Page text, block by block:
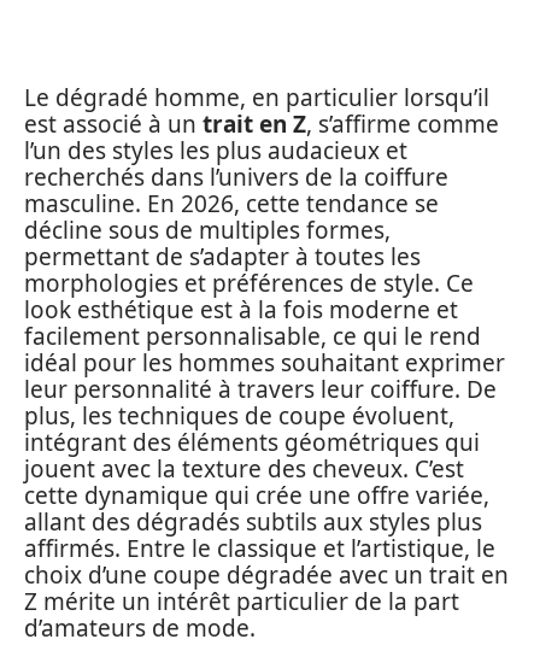
Le dégradé homme, en particulier lorsqu’il
est associé à un trait en Z, s’affirme comme
l’un des styles les plus audacieux et
recherchés dans l’univers de la coiffure
masculine. En 2026, cette tendance se
décline sous de multiples formes,
permettant de s’adapter à toutes les
morphologies et préférences de style. Ce
look esthétique est à la fois moderne et
facilement personnalisable, ce qui le rend
idéal pour les hommes souhaitant exprimer
leur personnalité à travers leur coiffure. De
plus, les techniques de coupe évoluent,
intégrant des éléments géométriques qui
jouent avec la texture des cheveux. C’est
cette dynamique qui crée une offre variée,
allant des dégradés subtils aux styles plus
affirmés. Entre le classique et l’artistique, le
choix d’une coupe dégradée avec un trait en
Z mérite un intérêt particulier de la part
d’amateurs de mode.